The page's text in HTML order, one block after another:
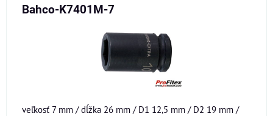
Bahco-K7401M-7
veľkosť 7 mm / dĺžka 26 mm / D1 12,5 mm / D2 19 mm /